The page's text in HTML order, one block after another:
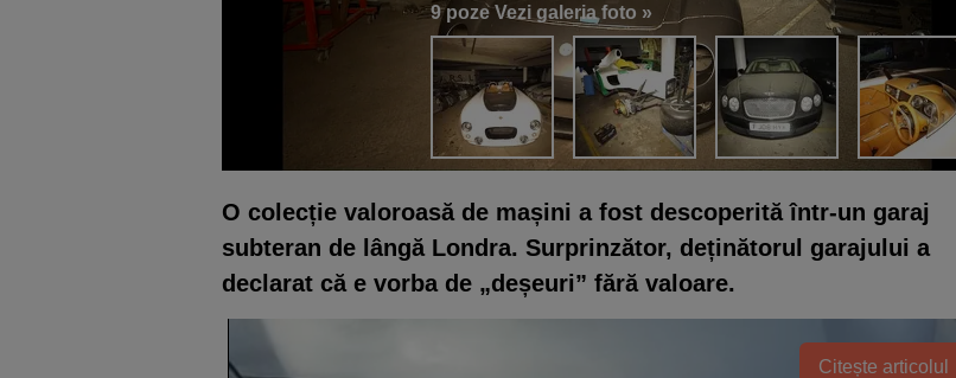
9 pozeVezi galeria foto »
O colecție valoroasă de mașini a fost descoperită într-un garaj
subteran de lângă Londra. Surprinzător, deținătorul garajului a
declarat că e vorba de „deșeuri” fără valoare.
Citește articolul